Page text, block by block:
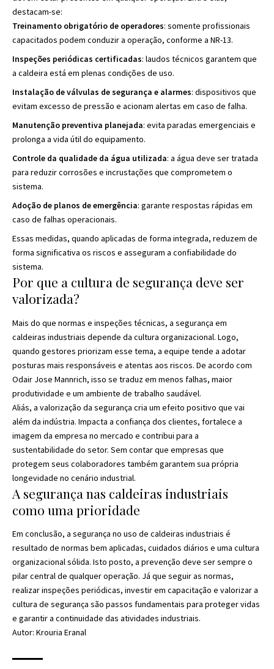
destacam-se:
Treinamento obrigatório de operadores: somente profissionais
capacitados podem conduzir a operação, conforme a NR-13.
Inspeções periódicas certificadas: laudos técnicos garantem que
a caldeira está em plenas condições de uso.
Instalação de válvulas de segurança e alarmes: dispositivos que
evitam excesso de pressão e acionam alertas em caso de falha.
Manutenção preventiva planejada: evita paradas emergenciais e
prolonga a vida útil do equipamento.
Controle da qualidade da água utilizada: a água deve ser tratada
para reduzir corrosões e incrustações que comprometem o
sistema.
Adoção de planos de emergência: garante respostas rápidas em
caso de falhas operacionais.
Essas medidas, quando aplicadas de forma integrada, reduzem de
forma significativa os riscos e asseguram a confiabilidade do
sistema.
Por que a cultura de segurança deve ser
valorizada?
Mais do que normas e inspeções técnicas, a segurança em
caldeiras industriais depende da cultura organizacional. Logo,
quando gestores priorizam esse tema, a equipe tende a adotar
posturas mais responsáveis e atentas aos riscos. De acordo com
Odair Jose Mannrich, isso se traduz em menos falhas, maior
produtividade e um ambiente de trabalho saudável.
Aliás, a valorização da segurança cria um efeito positivo que vai
além da indústria. Impacta a confiança dos clientes, fortalece a
imagem da empresa no mercado e contribui para a
sustentabilidade do setor. Sem contar que empresas que
protegem seus colaboradores também garantem sua própria
longevidade no cenário industrial.
A segurança nas caldeiras industriais
como uma prioridade
Em conclusão, a segurança no uso de caldeiras industriais é
resultado de normas bem aplicadas, cuidados diários e uma cultura
organizacional sólida. Isto posto, a prevenção deve ser sempre o
pilar central de qualquer operação. Já que seguir as normas,
realizar inspeções periódicas, investir em capacitação e valorizar a
cultura de segurança são passos fundamentais para proteger vidas
e garantir a continuidade das atividades industriais.
Autor: Krouria Eranal